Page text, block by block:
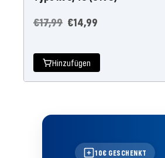
Angebotspreis
€14,99
Regulärer
€17,99
Hinzufügen
10€ GESCHENKT